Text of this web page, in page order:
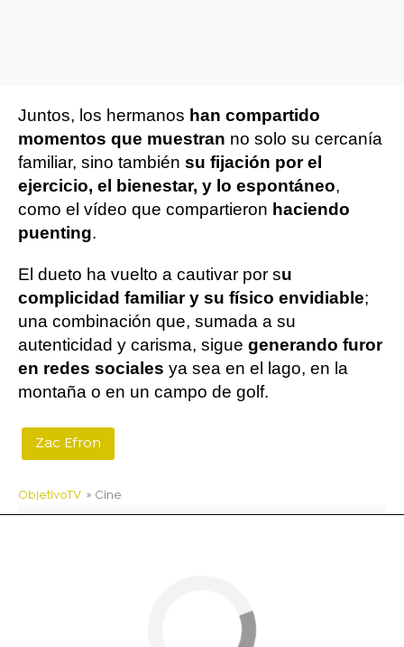
Juntos, los hermanos han compartido
momentos que muestran no solo su cercanía
familiar, sino también su fijación por el
ejercicio, el bienestar, y lo espontáneo,
como el vídeo que compartieron haciendo
puenting.
El dueto ha vuelto a cautivar por su
complicidad familiar y su físico envidiable;
una combinación que, sumada a su
autenticidad y carisma, sigue generando furor
en redes sociales ya sea en el lago, en la
montaña o en un campo de golf.
Zac Efron
ObjetivoTV » Cine